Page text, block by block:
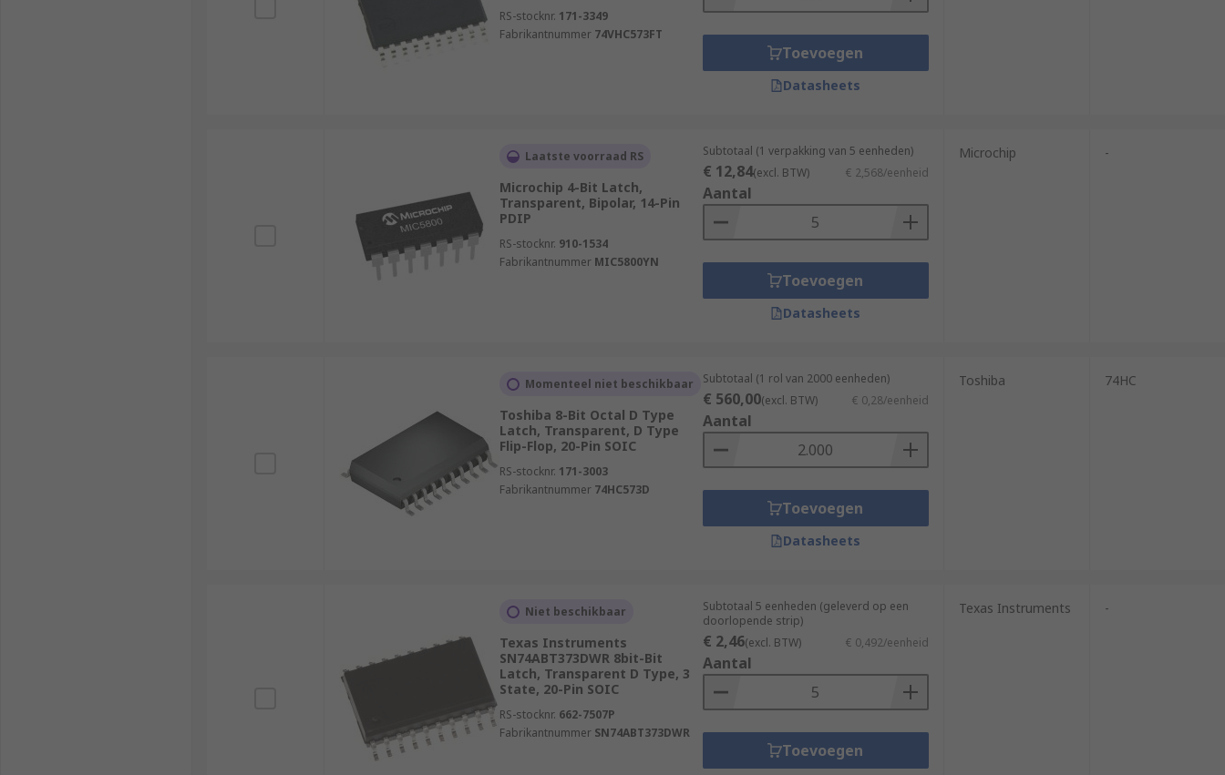
RS-stocknr. 171-3349
Fabrikantnummer 74VHC573FT
Toevoegen
Datasheets
Laatste voorraad RS
Microchip 4-Bit Latch,
Transparent, Bipolar, 14-Pin
PDIP
RS-stocknr. 910-1534
Fabrikantnummer MIC5800YN
Subtotaal (1 verpakking van 5 eenheden)
€ 12,84(excl. BTW) € 2,568/eenheid
Aantal
Toevoegen
Datasheets
Microchip -
Momenteel niet beschikbaar
Toshiba 8-Bit Octal D Type
Latch, Transparent, D Type
Flip-Flop, 20-Pin SOIC
RS-stocknr. 171-3003
Fabrikantnummer 74HC573D
Subtotaal (1 rol van 2000 eenheden)
€ 560,00(excl. BTW) € 0,28/eenheid
Aantal
Toevoegen
Datasheets
Toshiba 74HC
Niet beschikbaar
Texas Instruments
SN74ABT373DWR 8bit-Bit
Latch, Transparent D Type, 3
State, 20-Pin SOIC
RS-stocknr. 662-7507P
Fabrikantnummer SN74ABT373DWR
Subtotaal 5 eenheden (geleverd op een
doorlopende strip)
€ 2,46(excl. BTW) € 0,492/eenheid
Aantal
Toevoegen
Texas Instruments -